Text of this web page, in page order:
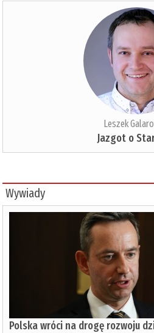
Leszek
Jazgot o
Wywiady
Polska wróci na drogę rozwoju